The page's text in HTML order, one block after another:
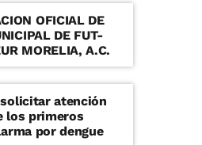
OFICIAL DE
DE FUT-
MORELIA, A.C.
atención
los primeros
por dengue